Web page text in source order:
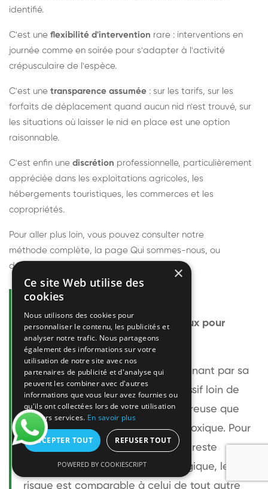
identifié.
C'est une flexibilité d'intervention rare : interventions en
journée comme en soirée pour s'adapter à l'activité
crépusculaire de l'espèce.
C'est une transparence assumée : sur les tarifs, sur les
forfaits de déplacement quand aucun nid n'est trouvé, sur
les situations où laisser le nid en place est une option
raisonnable.
C'est enfin une discrétion professionnelle, particulièrement
appréciée dans les exploitations agricoles, les
hébergements touristiques, les commerces et les
copropriétés.
Pour aller plus loin, vous pouvez consulter notre
méthode complète, la page Qui sommes-nous, ou
découvrir
Questions fréquentes
Le frelon européen est-il dangereux pour
l'homme ?
Le frelon européen est impressionnant par sa
taille mais relativement peu agressif loin de
son nid. Sa piqûre est plus douloureuse que
celle d'une guêpe sans être plus toxique. Pour
une personne non allergique, elle reste
bénigne. Pour une personne allergique, le
risque est comparable à celui de tout autre
×
Ce site Web utilise des
cookies
Nous utilisons des cookies pour
personnaliser le contenu, les publicités et
analyser notre trafic. Nous partageons
également des informations sur votre
utilisation de notre site avec nos
partenaires de publicité et d'analyse qui
peuvent les combiner avec d'autres
informations que vous leur avez fournies ou
qu'ils ont collectées lors de votre utilisation
de leurs services. En savoir plus
ACCEPTER TOUT REFUSER TOUT
POWERED BY COOKIESCRIPT